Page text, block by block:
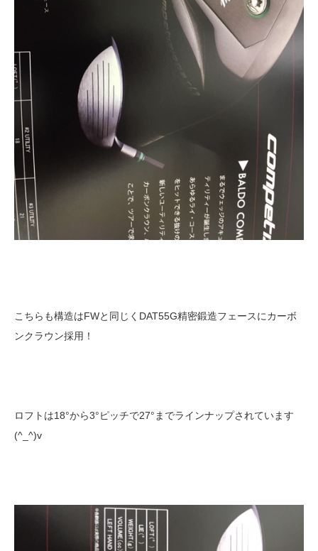
こちらも構造はFWと同じくDAT55G精密鍛造フェースにカーボ
ンクラウン採用！
ロフトは18°から3°ピッチで27°までラインナップされています
(^_^)v